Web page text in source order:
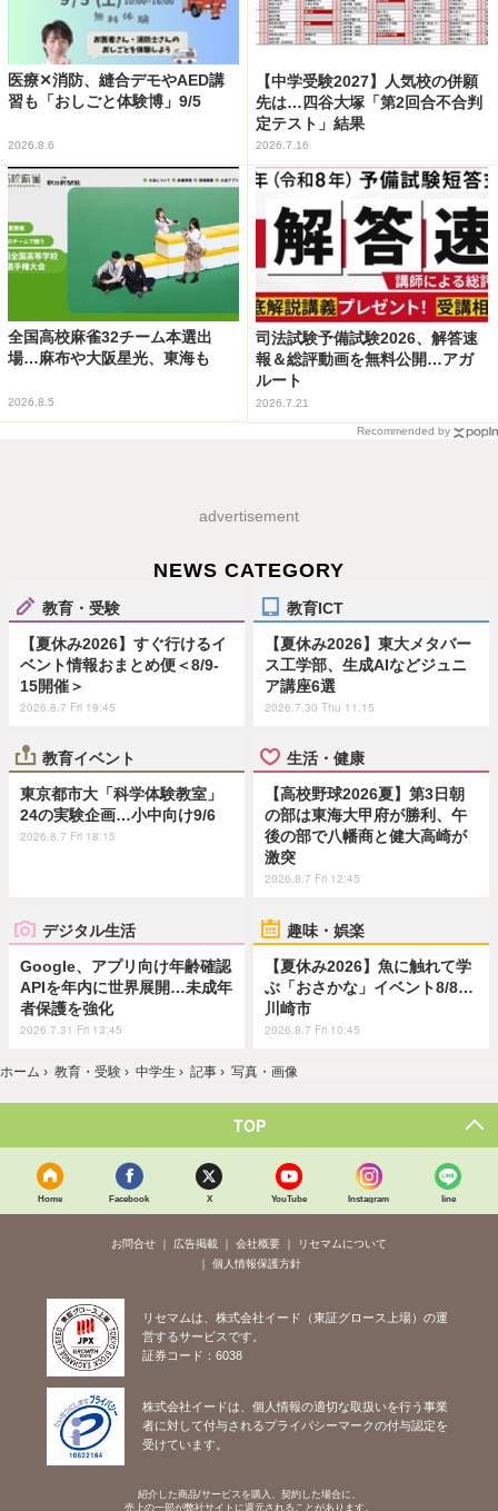
医療✕消防、縫合デモやAED講
習も「おしごと体験博」9/5
2026.8.6
【中学受験2027】人気校の併願
先は…四谷大塚「第2回合不合判
定テスト」結果
2026.7.16
全国高校麻雀32チーム本選出
場…麻布や大阪星光、東海も
2026.8.5
司法試験予備試験2026、解答速
報＆総評動画を無料公開…アガ
ルート
2026.7.21
Recommended by
advertisement
NEWS CATEGORY
教育・受験
【夏休み2026】すぐ行けるイ
ベント情報おまとめ便＜8/9-
15開催＞
2026.8.7 Fri 19:45
教育ICT
【夏休み2026】東大メタバー
ス工学部、生成AIなどジュニ
ア講座6選
2026.7.30 Thu 11:15
教育イベント
東京都市大「科学体験教室」
24の実験企画…小中向け9/6
2026.8.7 Fri 18:15
生活・健康
【高校野球2026夏】第3日朝
の部は東海大甲府が勝利、午
後の部で八幡商と健大高崎が
激突
2026.8.7 Fri 12:45
デジタル生活
Google、アプリ向け年齢確認
APIを年内に世界展開…未成年
者保護を強化
2026.7.31 Fri 13:45
趣味・娯楽
【夏休み2026】魚に触れて学
ぶ「おさかな」イベント8/8…
川崎市
2026.8.7 Fri 10:45
ホーム › 教育・受験 › 中学生 › 記事 › 写真・画像
TOP
Home Facebook X YouTube Instagram line
お問合せ 広告掲載 会社概要
リセマムについて
個人情報保護方針
リセマムは、株式会社イード（東証グロース上場）の運
営するサービスです。
証券コード：6038
株式会社イードは、個人情報の適切な取扱いを行う事業
者に対して付与されるプライバシーマークの付与認定を
受けています。
紹介した商品/サービスを購入、契約した場合に、
売上の一部が弊社サイトに還元されることがあります。